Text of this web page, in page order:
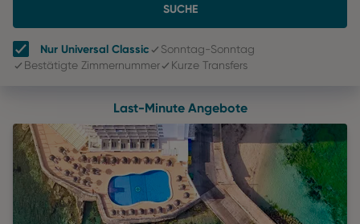
SUCHE
Nur Universal Classic
Sonntag-Sonntag
Bestätigte Zimmernummer
Kurze Transfers
Last-Minute Angebote